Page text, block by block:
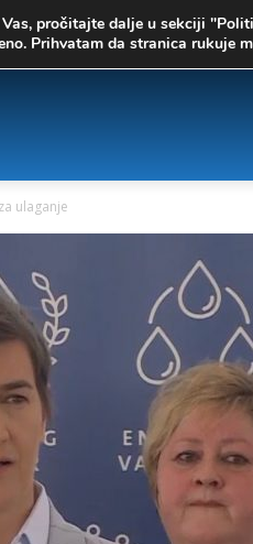
ulaganje
pročitajte dalje u sekciji
Prihvatam da stranica rukuje